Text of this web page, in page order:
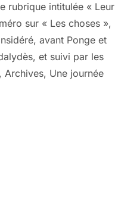
rubrique intitulée « Leur
sur « Les choses »,
avant Ponge et
et suivi par les
Archives, Une journée